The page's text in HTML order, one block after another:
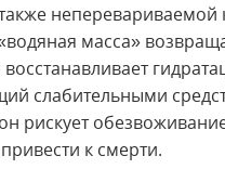
неперевариваемой
масса»
слабительными
рискует
к смерти.